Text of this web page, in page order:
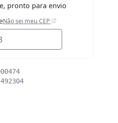
pronto para envio
Não sei meu CEP